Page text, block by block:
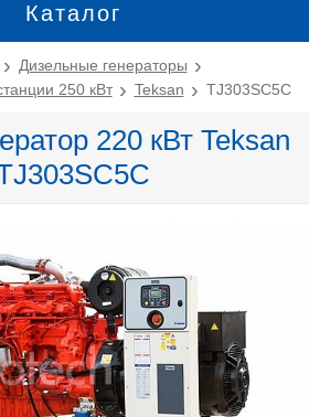
Каталог
Дизельные генераторы
250 кВт
Teksan TJ303SC5C
220 кВт Teksan